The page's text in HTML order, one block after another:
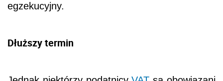
egzekucyjny.
Dłuższy termin